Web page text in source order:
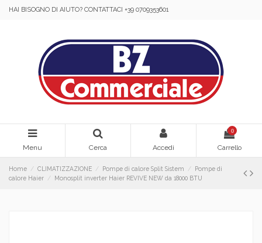
HAI BISOGNO DI AIUTO? CONTATTACI +39 0709353601
Menu Cerca Accedi
0
Carrello
Home CLIMATIZZAZIONE Pompe di calore Split Sistem
Pompe di
calore Haier
Monosplit inverter Haier REVIVE NEW da 18000 BTU